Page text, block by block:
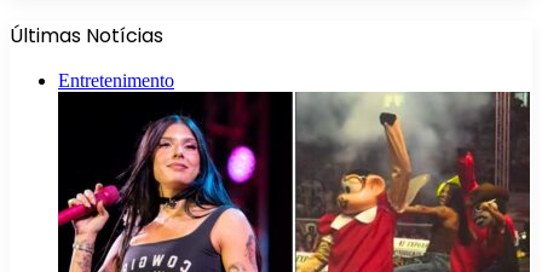
Últimas Notícias
Entretenimento